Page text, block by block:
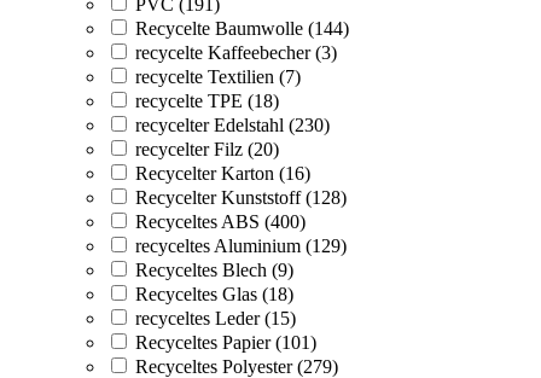
Recycelte Baumwolle (144)
recycelte Kaffeebecher (3)
recycelte Textilien (7)
recycelte TPE (18)
recycelter Edelstahl (230)
recycelter Filz (20)
Recycelter Karton (16)
Recycelter Kunststoff (128)
Recyceltes ABS (400)
recyceltes Aluminium (129)
Recyceltes Blech (9)
Recyceltes Glas (18)
recyceltes Leder (15)
Recyceltes Papier (101)
Recyceltes Polyester (279)